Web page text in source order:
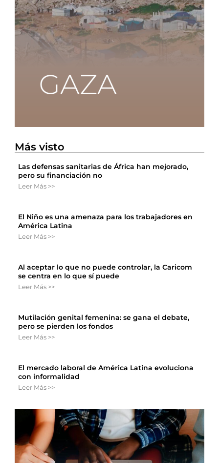
Más visto
Las defensas sanitarias de África han mejorado,
pero su financiación no
Leer Más >>
El Niño es una amenaza para los trabajadores en
América Latina
Leer Más >>
Al aceptar lo que no puede controlar, la Caricom
se centra en lo que sí puede
Leer Más >>
Mutilación genital femenina: se gana el debate,
pero se pierden los fondos
Leer Más >>
El mercado laboral de América Latina evoluciona
con informalidad
Leer Más >>